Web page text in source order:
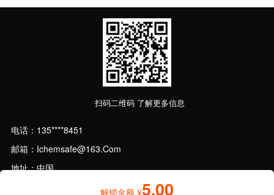
解锁金额 ¥5.00
扫码二维码 了解更多信息
电话：135****8451
邮箱：ichemsafe@163.com
地址：中国